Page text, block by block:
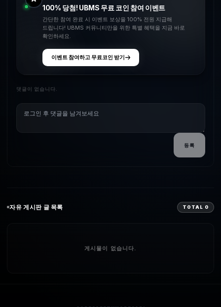
100% 당첨! UBMS 무료 코인 참여 이벤트
간단한 참여 완료 시 이벤트 보상을 100% 전원 지급해
드립니다! UBMS 커뮤니티만을 위한 특별 혜택을 지금 바로
확인하세요.
이벤트 참여하고 무료코인 받기
댓글이 없습니다.
등록
자유 게시판 글 목록 TOTAL 0
게시물이 없습니다.